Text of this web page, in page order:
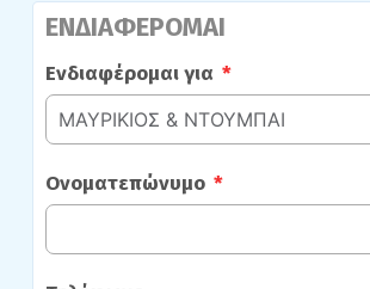
ΕΝΔΙΑΦΕΡΟΜΑΙ
Ενδιαφέρομαι για
Ονοματεπώνυμο